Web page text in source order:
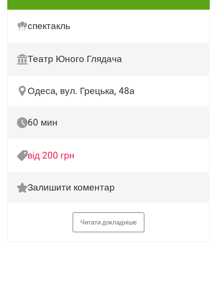
спектакль
Театр Юного Глядача
Одеса, вул. Грецька, 48а
60 мин
від 200 грн
Залишити коментар
Читати докладніше